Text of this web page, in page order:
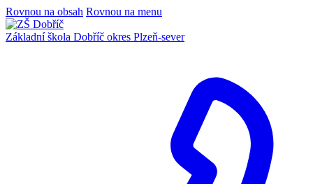
Rovnou na obsah Rovnou na menu
Základní škola Dobříč okres Plzeň-sever